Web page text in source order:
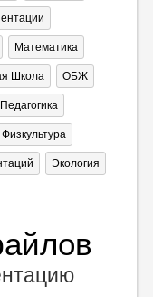
Математика
Школа ОБЖ
Педагогика
Физкультура
Экология